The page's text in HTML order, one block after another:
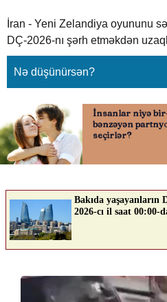
İran - Yeni Zelandiya oyununu
DÇ-2026-nı şərh etməkdən
Nə düşünürsən?